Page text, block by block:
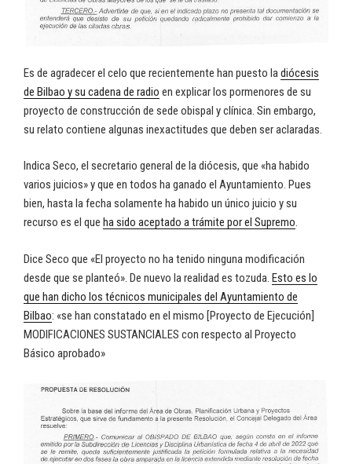
Es de agradecer el celo que recientemente han puesto la diócesis
de Bilbao y su cadena de radio en explicar los pormenores de su
proyecto de construcción de sede obispal y clínica. Sin embargo,
su relato contiene algunas inexactitudes que deben ser aclaradas.
Indica Seco, el secretario general de la diócesis, que «ha habido
varios juicios» y que en todos ha ganado el Ayuntamiento. Pues
bien, hasta la fecha solamente ha habido un único juicio y su
recurso es el que ha sido aceptado a trámite por el Supremo.
Dice Seco que «El proyecto no ha tenido ninguna modificación
desde que se planteó». De nuevo la realidad es tozuda. Esto es lo
que han dicho los técnicos municipales del Ayuntamiento de
Bilbao: «se han constatado en el mismo [Proyecto de Ejecución]
MODIFICACIONES SUSTANCIALES con respecto al Proyecto
Básico aprobado»